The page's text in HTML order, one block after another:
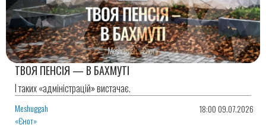
ТВОЯ ПЕНСІЯ — В БАХМУТІ
І таких «адміністрацій» вистачає.
Meshuggah
«Єнот»
18:00 09.07.2026